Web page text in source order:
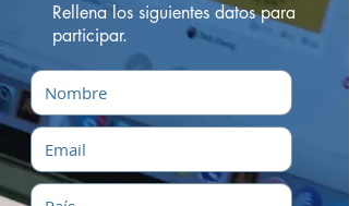
Rellena los siguientes datos para
participar.